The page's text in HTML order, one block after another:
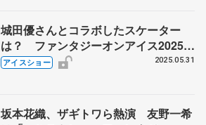
城田優さんとコラボしたスケーター
は？ ファンタジーオンアイス2025全
曲紹介(第1部)
アイスショー 2025.05.31
坂本花織、ザギトワら熱演 友野一希